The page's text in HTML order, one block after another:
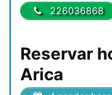
226036868
Reservar
Arica